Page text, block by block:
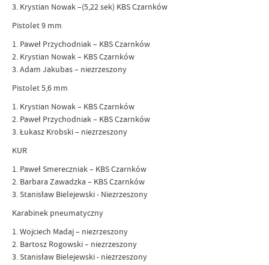
3. Krystian Nowak –(5,22 sek) KBS Czarnków
Pistolet 9 mm
1. Paweł Przychodniak – KBS Czarnków
2. Krystian Nowak – KBS Czarnków
3. Adam Jakubas – niezrzeszony
Pistolet 5,6 mm
1. Krystian Nowak – KBS Czarnków
2. Paweł Przychodniak – KBS Czarnków
3. Łukasz Krobski – niezrzeszony
KUR
1. Paweł Smereczniak – KBS Czarnków
2. Barbara Zawadzka – KBS Czarnków
3. Stanisław Bielejewski - Niezrzeszony
Karabinek pneumatyczny
1. Wojciech Madaj – niezrzeszony
2. Bartosz Rogowski – niezrzeszony
3. Stanisław Bielejewski - niezrzeszony